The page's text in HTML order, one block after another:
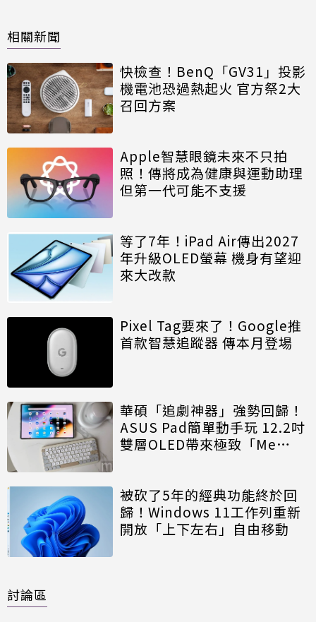
相關新聞
快檢查！BenQ「GV31」投影
機電池恐過熱起火 官方祭2大
召回方案
Apple智慧眼鏡未來不只拍
照！傳將成為健康與運動助理
但第一代可能不支援
等了7年！iPad Air傳出2027
年升級OLED螢幕 機身有望迎
來大改款
Pixel Tag要來了！Google推
首款智慧追蹤器 傳本月登場
華碩「追劇神器」強勢回歸！
ASUS Pad簡單動手玩 12.2吋
雙層OLED帶來極致「Me
被砍了5年的經典功能終於回
歸！Windows 11工作列重新
開放「上下左右」自由移動
討論區